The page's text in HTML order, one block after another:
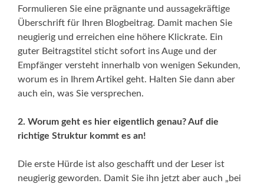
Formulieren Sie eine prägnante und aussagekräftige
Überschrift für Ihren Blogbeitrag. Damit machen Sie
neugierig und erreichen eine höhere Klickrate. Ein
guter Beitragstitel sticht sofort ins Auge und der
Empfänger versteht innerhalb von wenigen Sekunden,
worum es in Ihrem Artikel geht. Halten Sie dann aber
auch ein, was Sie versprechen.
2. Worum geht es hier eigentlich genau? Auf die
richtige Struktur kommt es an!
Die erste Hürde ist also geschafft und der Leser ist
neugierig geworden. Damit Sie ihn jetzt aber auch „bei